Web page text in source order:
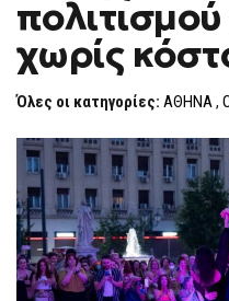
χωρίς
Όλες οι κατηγορίες: ΑΘΗΝΑ,